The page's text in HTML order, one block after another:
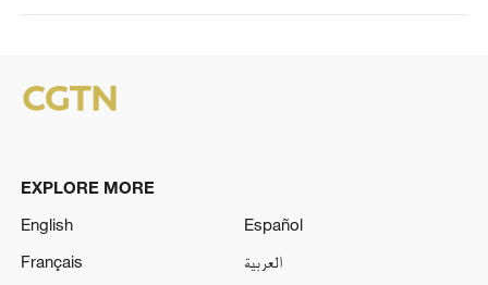
EXPLORE MORE
English
Español
Français
العربية